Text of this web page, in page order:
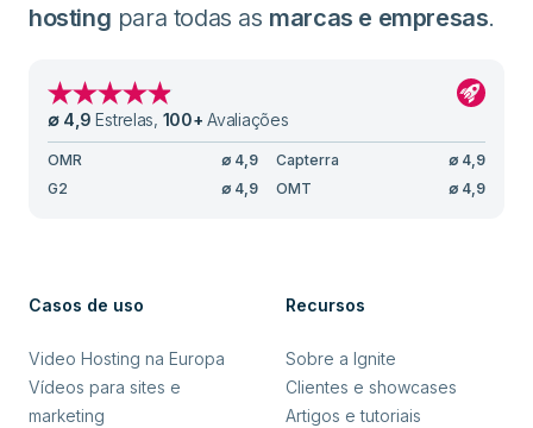
hosting para todas as marcas e empresas.
∅ 4,9 Estrelas, 100+ Avaliações
OMR ∅ 4,9 Capterra ∅ 4,9
G2
∅ 4,9 OMT ∅ 4,9
Casos de uso
Video Hosting na Europa
Vídeos para sites e
marketing
Recursos
Sobre a Ignite
Clientes e showcases
Artigos e tutoriais